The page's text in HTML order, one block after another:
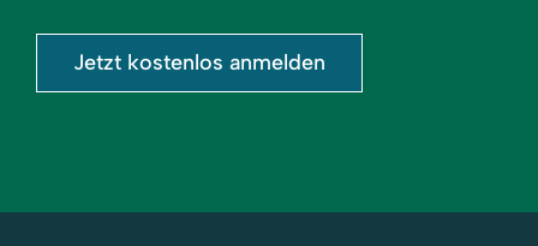
Jetzt kostenlos anmelden